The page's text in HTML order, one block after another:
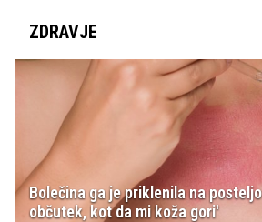
ZDRAVJE
Bolečina ga je priklenila na
občutek, kot da mi koža gori'